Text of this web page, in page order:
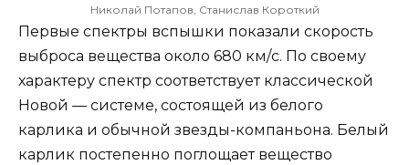
Николай Потапов, Станислав Короткий
Первые спектры вспышки показали скорость
выброса вещества около 680 км/с. По своему
характеру спектр соответствует классической
Новой — системе, состоящей из белого
карлика и обычной звезды-компаньона. Белый
карлик постепенно поглощает вещество